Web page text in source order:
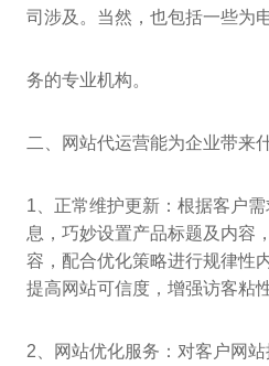
司涉及。当然，也包括一些为
务的专业机构。
二、网站代运营能为企业带来
1、正常维护更新：根据客户
息，巧妙设置产品标题及内容
容，配合优化策略进行规律性
提高网站可信度，增强访客粘
2、网站优化服务：对客户网